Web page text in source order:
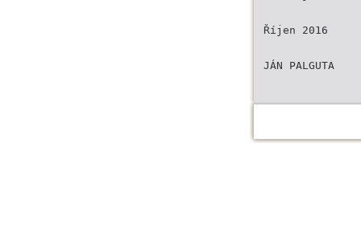
Říjen 2016
JÁN PALGUTA